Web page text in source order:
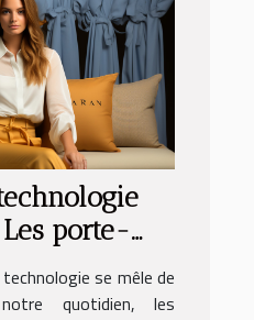
porte-
de se mêle de
quotidien, les